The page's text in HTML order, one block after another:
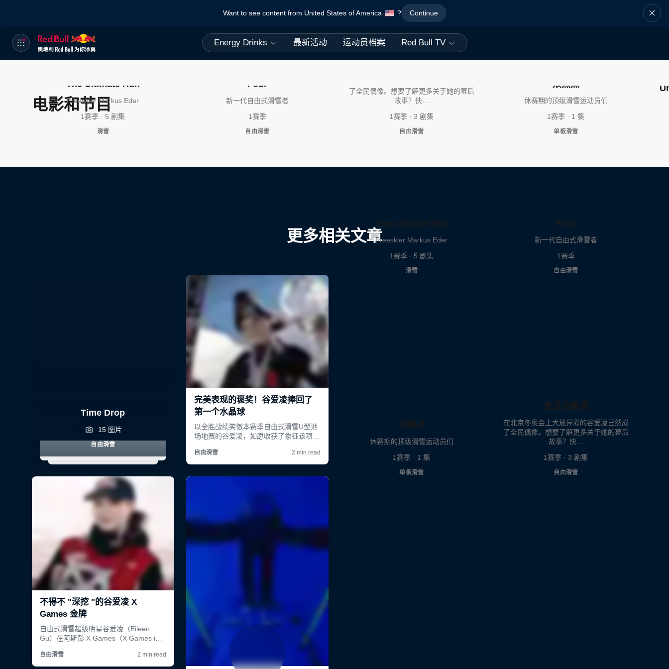
Want to see content from United States of America ? Continue
Energy Drinks 最新活动 运动员档案 Red Bull TV
电影和节目
The Ultimate Run
Freeskier Markus Eder
1赛季 · 5 剧集
滑雪
Four
新一代自由式滑雪者
1赛季
自由滑雪
了全民偶像。想要了解更多关于她的幕后
故事？快…
1赛季 · 3 剧集
自由滑雪
双焦点
休赛期的顶级滑雪运动员们
1赛季 · 1 集
单板滑雪
更多相关文章
Time Drop
15 图片
自由滑雪
The Ultimate Run
Freeskier Markus Eder
1赛季 · 5 剧集
滑雪
Four
新一代自由式滑雪者
1赛季
自由滑雪
双焦点
休赛期的顶级滑雪运动员们
1赛季 · 1 集
单板滑雪
走近谷爱凌
在北京冬奥会上大放异彩的谷爱凌已然成
了全民偶像。想要了解更多关于她的幕后
故事？快…
1赛季 · 3 剧集
自由滑雪